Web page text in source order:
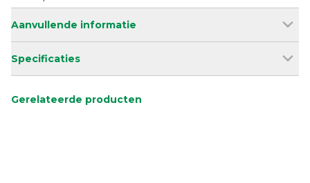
Aanvullende informatie
Specificaties
Gerelateerde producten